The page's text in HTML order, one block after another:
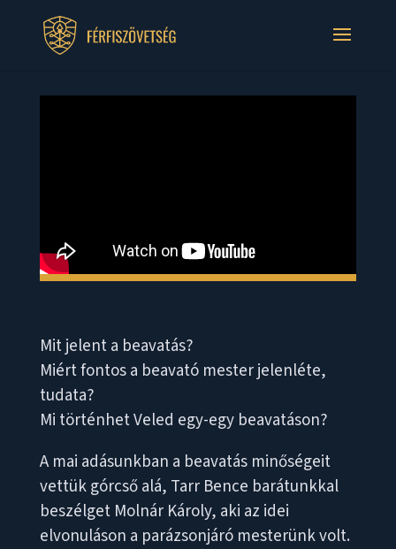
Mit jelent a beavatás?
Miért fontos a beavató mester jelenléte,
tudata?
Mi történhet Veled egy-egy beavatáson?
A mai adásunkban a beavatás minőségeit
vettük górcső alá, Tarr Bence barátunkkal
beszélget Molnár Károly, aki az idei
elvonuláson a parázsonjáró mesterünk volt.